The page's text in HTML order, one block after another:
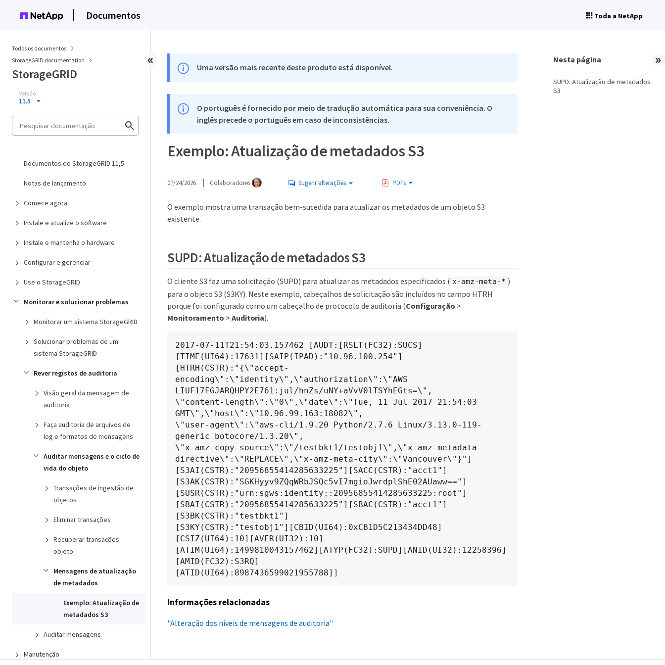
Documentos Toda a NetApp
Todos os documentos
StorageGRID documentation
StorageGRID
Versão
11.5
Documentos do StorageGRID 11,5
Notas de lançamento
Comece agora
Instale e atualize o software
Instale e mantenha o hardware
Configurar e gerenciar
Use o StorageGRID
Monitorar e solucionar problemas
Monitorar um sistema StorageGRID
Solucionar problemas de um
sistema StorageGRID
Rever registos de auditoria
Visão geral da mensagem de
auditoria
Faça auditoria de arquivos de
log e formatos de mensagens
Auditar mensagens e o ciclo de
vida do objeto
Transações de ingestão de
objetos
Eliminar transações
Recuperar transações
objeto
Mensagens de atualização
de metadados
Exemplo: Atualização de
metadados S3
Auditar mensagens
Manutenção
Uma versão mais recente deste produto está disponível.
O português é fornecido por meio de tradução automática para sua conveniência. O
inglês precede o português em caso de inconsistências.
Exemplo: Atualização de metadados S3
07/24/2026 Colaboradores Sugerir alterações PDFs
O exemplo mostra uma transação bem-sucedida para atualizar os metadados de um objeto S3
existente.
SUPD: Atualização de metadados S3
O cliente S3 faz uma solicitação (SUPD) para atualizar os metadados especificados ( x-amz-meta-* )
para o objeto S3 (S3KY). Neste exemplo, cabeçalhos de solicitação são incluídos no campo HTRH
porque foi configurado como um cabeçalho de protocolo de auditoria (Configuração >
Monitoramento > Auditoria).
2017-07-11T21:54:03.157462 [AUDT:[RSLT(FC32):SUCS]
[TIME(UI64):17631][SAIP(IPAD):"10.96.100.254"]
[HTRH(CSTR):"{\"accept-
encoding\":\"identity\",\"authorization\":\"AWS
LIUF17FGJARQHPY2E761:jul/hnZs/uNY+aVvV0lTSYhEGts=\",
\"content-length\":\"0\",\"date\":\"Tue, 11 Jul 2017 21:54:03
GMT\",\"host\":\"10.96.99.163:18082\",
\"user-agent\":\"aws-cli/1.9.20 Python/2.7.6 Linux/3.13.0-119-
generic botocore/1.3.20\",
\"x-amz-copy-source\":\"/testbkt1/testobj1\",\"x-amz-metadata-
directive\":\"REPLACE\",\"x-amz-meta-city\":\"Vancouver\"}"]
[S3AI(CSTR):"20956855414285633225"][SACC(CSTR):"acct1"]
[S3AK(CSTR):"SGKHyyv9ZQqWRbJSQc5vI7mgioJwrdplShE02AUaww=="]
[SUSR(CSTR):"urn:sgws:identity::20956855414285633225:root"]
[SBAI(CSTR):"20956855414285633225"][SBAC(CSTR):"acct1"]
[S3BK(CSTR):"testbkt1"]
[S3KY(CSTR):"testobj1"][CBID(UI64):0xCB1D5C213434DD48]
[CSIZ(UI64):10][AVER(UI32):10]
[ATIM(UI64):1499810043157462][ATYP(FC32):SUPD][ANID(UI32):12258396]
[AMID(FC32):S3RQ]
[ATID(UI64):8987436599021955788]]
Informações relacionadas
"Alteração dos níveis de mensagens de auditoria"
Nesta página
SUPD: Atualização de metadados
S3